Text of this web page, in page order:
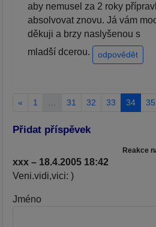
aby nemusel za 2 roky
absolvovat znovu. Já vám
děkuji a brzy naslyšenou s
mladší dcerou.
odpovědět
« 1 31 32 33 34 35
Přidat příspěvek
Reakce
xxx – 18.4.2005 18:42
Veni.vidi,vici: )
Jméno